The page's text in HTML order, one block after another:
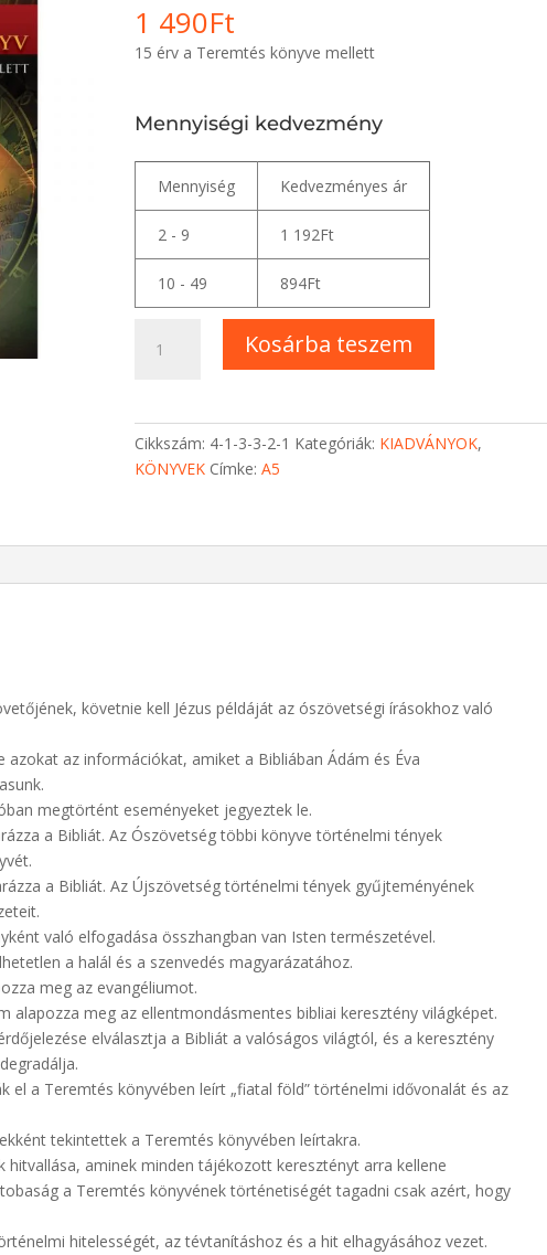
1 490Ft
15 érv a Teremtés könyve mellett
Mennyiségi kedvezmény
Mennyiség Kedvezményes ár
2 - 9 1 192Ft
10 - 49 894Ft
történelemkönyvKosárba teszem
Cikkszám: 4-1-3-3-2-1 Kategóriák: KIADVÁNYOK,
KÖNYVEK Címke:A5
követnie kell Jézus példáját az ószövetségi írásokhoz való
azokat az információkat, amiket a Bibliában Ádám és Éva
megtörtént eseményeket jegyeztek le.
a Bibliát. Az Ószövetség többi könyve történelmi tények
a Bibliát. Az Újszövetség történelmi tények gyűjteményének
való elfogadása összhangban van Isten természetével.
a halál és a szenvedés magyarázatához.
meg az evangéliumot.
alapozza meg az ellentmondásmentes bibliai keresztény világképet.
elválasztja a Bibliát a valóságos világtól, és a keresztény
el a Teremtés könyvében leírt „fiatal föld” történelmi idővonalát és az
tekintettek a Teremtés könyvében leírtakra.
hitvallása, aminek minden tájékozott keresztényt arra kellene
a Teremtés könyvének történetiségét tagadni csak azért, hogy
hitelességét, az tévtanításhoz és a hit elhagyásához vezet.